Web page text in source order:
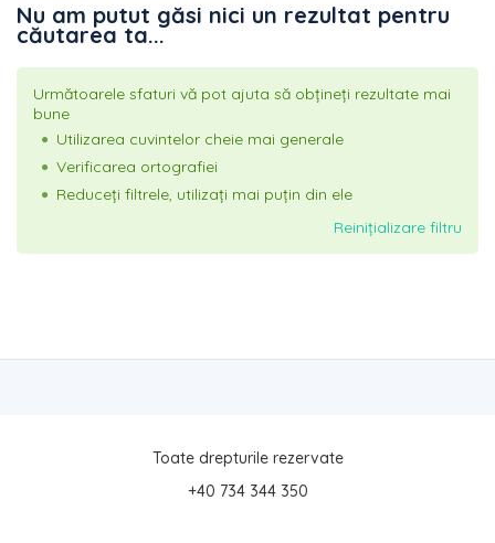
Nu am putut găsi nici un rezultat pentru
căutarea ta...
Următoarele sfaturi vă pot ajuta să obțineți rezultate mai
bune
Utilizarea cuvintelor cheie mai generale
Verificarea ortografiei
Reduceți filtrele, utilizați mai puțin din ele
Reinițializare filtru
Toate drepturile rezervate
+40 734 344 350